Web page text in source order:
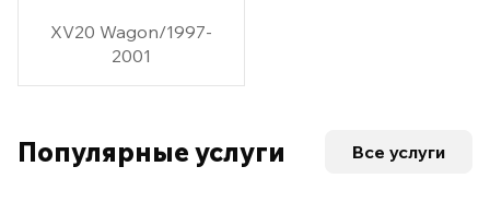
XV20 Wagon/1997-
2001
Популярные услуги Все услуги